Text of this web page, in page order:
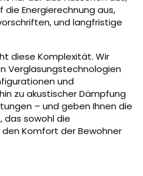
Energierechnung aus,
und langfristige
diese Komplexität. Wir
Verglasungstechnologien
und
zu akustischer Dämpfung
– und geben Ihnen die
das sowohl die
Komfort der Bewohner